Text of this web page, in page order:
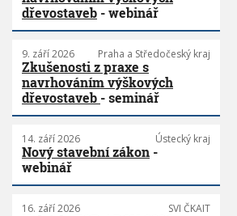
dřevostaveb - webinář
9. září 2026 Praha a Středočeský kraj
Zkušenosti z praxe s
navrhováním výškových
dřevostaveb - seminář
14. září 2026 Ústecký kraj
Nový stavební zákon -
webinář
16. září 2026 SVI ČKAIT